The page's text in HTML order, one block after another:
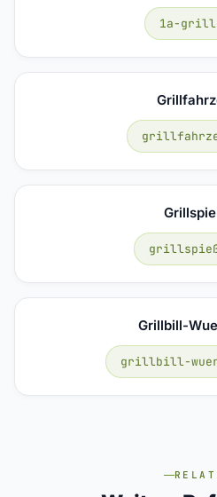
1a-
Grillbill-
grillbill-